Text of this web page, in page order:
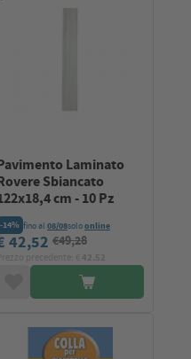
Laminato
Sbiancato
cm - 10 Pz
-14% fino al 08/08soloonline
42,52 €49,28